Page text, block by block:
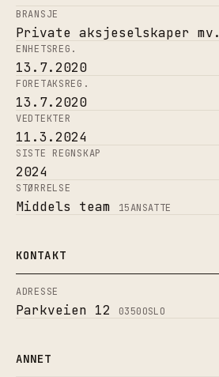
BRANSJE
Private aksjeselskaper mv.
ENHETSREG.
13.7.2020
FORETAKSREG.
13.7.2020
VEDTEKTER
11.3.2024
SISTE REGNSKAP
2024
STØRRELSE
Middels team 15ANSATTE
KONTAKT
ADRESSE
Parkveien 12 0350OSLO
ANNET